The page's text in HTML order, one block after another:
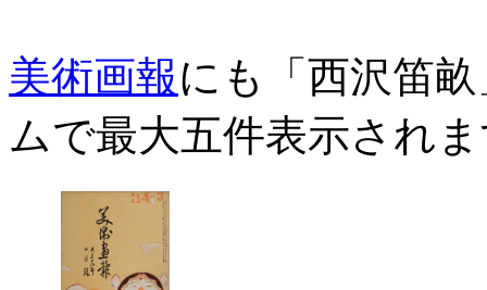
美術画報にも「西沢笛
ムで最大五件表示され